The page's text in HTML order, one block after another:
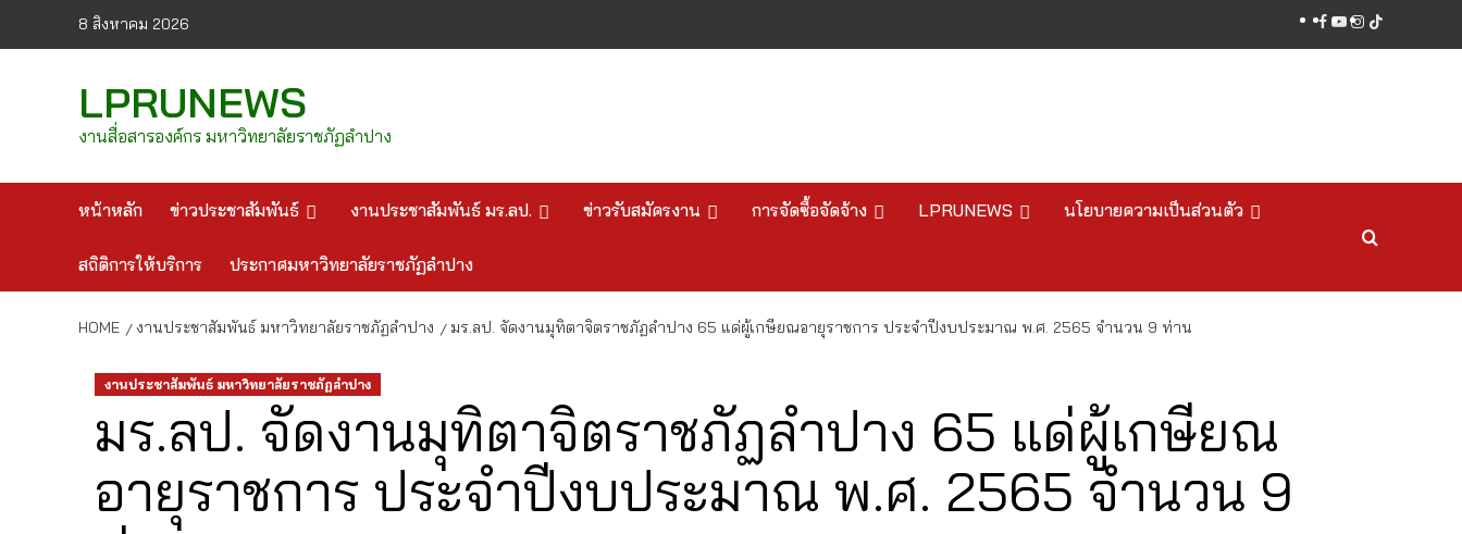
8 สิงหาคม 2026 facebook
youtube
instagram
tiktok
LPRUNEWS
งานสื่อสารองค์กร มหาวิทยาลัยราชภัฏลำปาง
หน้าหลัก ข่าวประชาสัมพันธ์ งานประชาสัมพันธ์ มร.ลป. ข่าวรับสมัครงาน การจัดซื้อจัดจ้าง LPRUNEWS นโยบายความเป็นส่วนตัว
สถิติการให้บริการ ประกาศมหาวิทยาลัยราชภัฏลำปาง
HOME งานประชาสัมพันธ์ มหาวิทยาลัยราชภัฏลำปาง มร.ลป. จัดงานมุทิตาจิตราชภัฏลำปาง 65 แด่ผู้เกษียณอายุราชการ ประจำปีงบประมาณ พ.ศ. 2565 จำนวน 9 ท่าน
งานประชาสัมพันธ์ มหาวิทยาลัยราชภัฏลำปาง
มร.ลป. จัดงานมุทิตาจิตราชภัฏลำปาง 65 แด่ผู้เกษียณ
อายุราชการ ประจำปีงบประมาณ พ.ศ. 2565 จำนวน 9